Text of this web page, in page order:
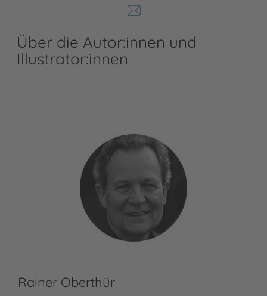
Über die Autor:innen und
Illustrator:innen
Rainer Oberthür